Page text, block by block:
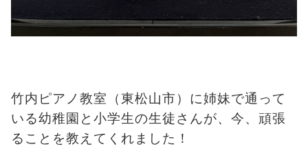
竹内ピアノ教室（東松山市）に姉妹で通って
いる幼稚園と小学生の生徒さんが、今、頑張
ることを教えてくれました！